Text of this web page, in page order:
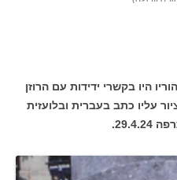
היו בקשרי ידידות עם הרוזן
עליו כתב בעברית ובלועזית